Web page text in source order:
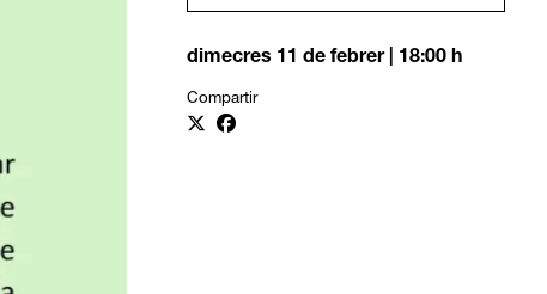
dimecres 11 de febrer| 18:00 h
Compartir